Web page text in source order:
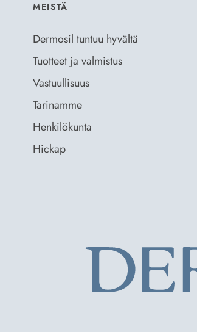
MEISTÄ
Dermosil tuntuu hyvältä
Tuotteet ja valmistus
Vastuullisuus
Tarinamme
Henkilökunta
Hickap